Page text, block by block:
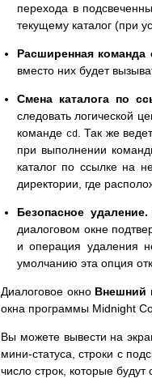
перехода в
текущему каталог (при
Расширенная команда
вместо них будет
Смена каталога по
следовать логической
команде cd. Так же
при выполнении
каталог по ссылке на
директории, где
Безопасное удаление.
диалоговом окне
и операция удаления
умолчанию эта опция
Диалоговое окно Внешний
окна программы Midnight
Вы можете вывести на
мини-статуса, строки с
число строк, которые